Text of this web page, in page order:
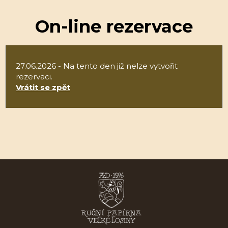
On-line rezervace
27.06.2026 - Na tento den již nelze vytvořit
rezervaci.
Vrátit se zpět